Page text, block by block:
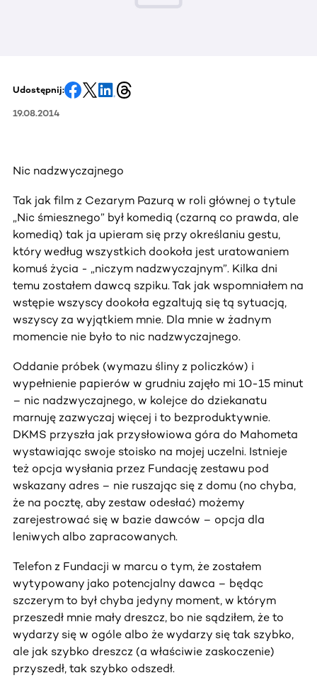
Udostępnij:
19.08.2014
Nic nadzwyczajnego
Tak jak film z Cezarym Pazurą w roli głównej o tytule
„Nic śmiesznego” był komedią (czarną co prawda, ale
komedią) tak ja upieram się przy określaniu gestu,
który według wszystkich dookoła jest uratowaniem
komuś życia - „niczym nadzwyczajnym”. Kilka dni
temu zostałem dawcą szpiku. Tak jak wspomniałem na
wstępie wszyscy dookoła egzaltują się tą sytuacją,
wszyscy za wyjątkiem mnie. Dla mnie w żadnym
momencie nie było to nic nadzwyczajnego.
Oddanie próbek (wymazu śliny z policzków) i
wypełnienie papierów w grudniu zajęło mi 10-15 minut
– nic nadzwyczajnego, w kolejce do dziekanatu
marnuję zazwyczaj więcej i to bezproduktywnie.
DKMS przyszła jak przysłowiowa góra do Mahometa
wystawiając swoje stoisko na mojej uczelni. Istnieje
też opcja wysłania przez Fundację zestawu pod
wskazany adres – nie ruszając się z domu (no chyba,
że na pocztę, aby zestaw odesłać) możemy
zarejestrować się w bazie dawców – opcja dla
leniwych albo zapracowanych.
Telefon z Fundacji w marcu o tym, że zostałem
wytypowany jako potencjalny dawca – będąc
szczerym to był chyba jedyny moment, w którym
przeszedł mnie mały dreszcz, bo nie sądziłem, że to
wydarzy się w ogóle albo że wydarzy się tak szybko,
ale jak szybko dreszcz (a właściwie zaskoczenie)
przyszedł, tak szybko odszedł.